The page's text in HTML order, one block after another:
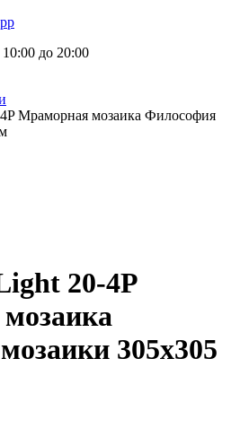
10:00 до 20:00
Мраморная мозаика Философия
20-4P
305x305